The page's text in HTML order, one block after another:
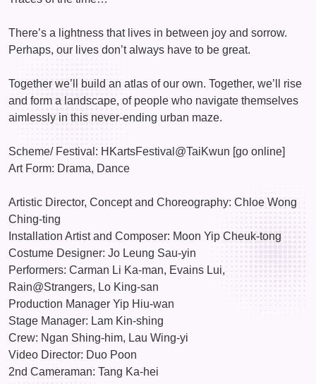
There’s a lightness that lives in between joy and sorrow.
Perhaps, our lives don’t always have to be great.
Together we’ll build an atlas of our own. Together, we’ll rise
and form a landscape, of people who navigate themselves
aimlessly in this never-ending urban maze.
Scheme/ Festival: HKartsFestival@TaiKwun [go online]
Art Form: Drama, Dance
Artistic Director, Concept and Choreography: Chloe Wong
Ching-ting
Installation Artist and Composer: Moon Yip Cheuk-tong
Costume Designer: Jo Leung Sau-yin
Performers: Carman Li Ka-man, Evains Lui,
Rain@Strangers, Lo King-san
Production Manager Yip Hiu-wan
Stage Manager: Lam Kin-shing
Crew: Ngan Shing-him, Lau Wing-yi
Video Director: Duo Poon
2nd Cameraman: Tang Ka-hei